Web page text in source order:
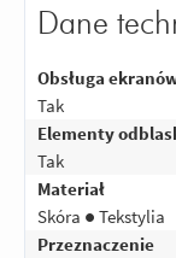
Dane
Obsługa
Tak
Elementy
Tak
Materiał
Skóra ● Tekstylia
Przeznaczenie